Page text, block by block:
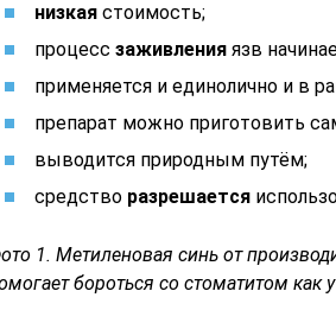
низкая стоимость;
процесс заживления язв
применяется и единолично и в
препарат можно приготовить
выводится природным путём;
средство разрешается
1. Метиленовая синь от
бороться со стоматитом как